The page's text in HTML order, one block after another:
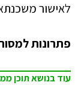
לאישור
פתרונות
עוד בנושא תוכן